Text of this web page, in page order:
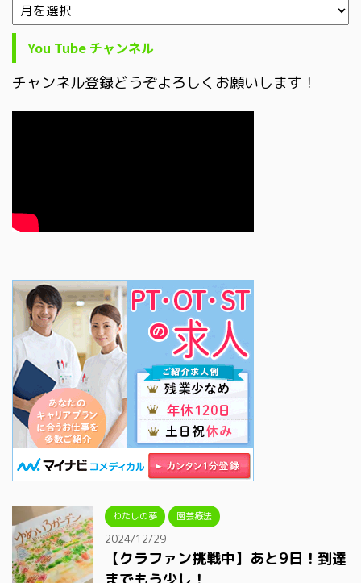
You Tube チャンネル
チャンネル登録どうぞよろしくお願いします！
わたしの夢 園芸療法
2024/12/29
【クラファン挑戦中】あと9日！到達